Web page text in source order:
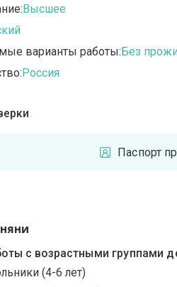
Высшее
варианты работы:Без
Россия
Паспорт
с возрастными группами
(4-6 лет)